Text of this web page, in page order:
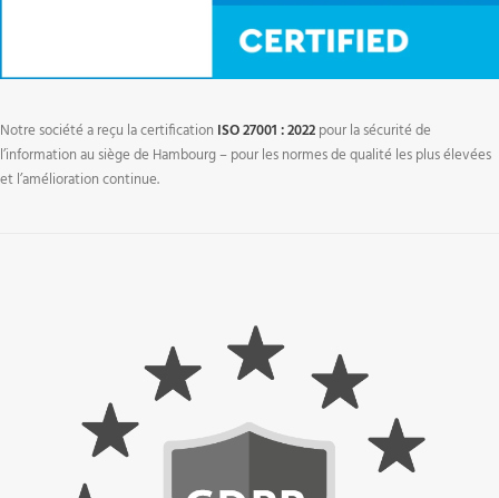
Notre société a reçu la certification ISO 27001 : 2022pour la sécurité de
l’information au siège de Hambourg – pour les normes de qualité les plus élevées
et l’amélioration continue.